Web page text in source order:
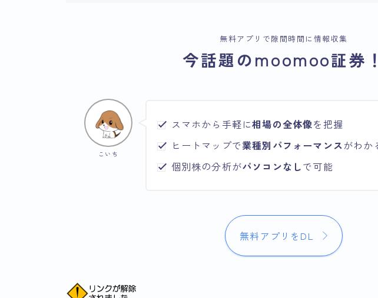
無料アプリで隙間時間に情報収集
今話題のmoomoo証券！
こいち
スマホから手軽に相場の全体像を把握
ヒートマップで業種別パフォーマンスがわか
個別株の分析がパソコンなしで可能
無料アプリをDL